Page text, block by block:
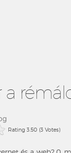
Rating 3.50 (3 Votes)